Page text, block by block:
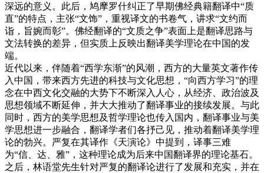
深远的意义。此后，鸠摩罗什纠正了早期佛经典籍翻译中“质
直”的特点，主张“文饰”，重视译文的书卷气，讲求“文约而
诣，旨婉而彰”。佛经翻译的“文质之争”表面上是翻译思路与
文法转换的差异，但实质上反映出翻译美学理论在中国的发
端。
近代以来，伴随着“西学东渐”的风潮，西方的大量英文著作传
入中国，带来西方先进的科技与文化思想，“向西方学习”的理
念在中西文化交融的大势下不断深入人心，从经济、政治波及
思想领域不断延伸，并大大推动了翻译事业的接续发展。与此
同时，西方的美学思想及哲学理论也传入国内，翻译事业与美
学思想进一步融合，翻译学者们各抒己见，推动着翻译美学理
论的勃兴。严复在其译作《天演论》中提到，译事三难
为“信、达、雅”，这种理论成为后来中国翻译界的理论基石。
之后，林语堂先生针对严复的翻译论进行了发展和充实，并在